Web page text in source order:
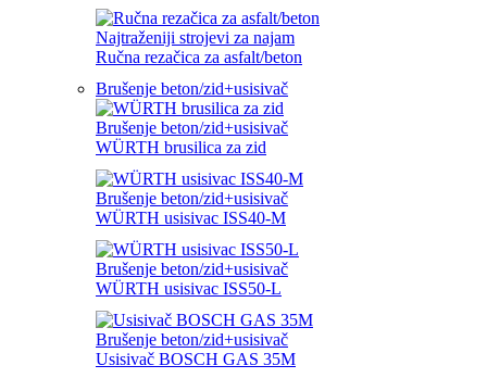
Najtraženiji strojevi za najam
Ručna rezačica za asfalt/beton
Brušenje beton/zid+usisivač
Brušenje beton/zid+usisivač
WÜRTH brusilica za zid
Brušenje beton/zid+usisivač
WÜRTH usisivac ISS40-M
Brušenje beton/zid+usisivač
WÜRTH usisivac ISS50-L
Brušenje beton/zid+usisivač
Usisivač BOSCH GAS 35M